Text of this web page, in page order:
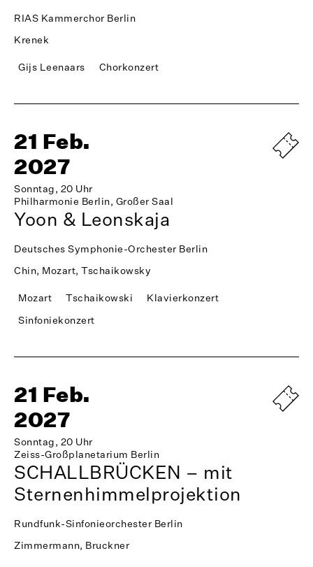
RIAS Kammerchor Berlin
Krenek
Gijs Leenaars Chorkonzert
21 Feb.
2027
Sonntag, 20 Uhr
Philharmonie Berlin, Großer Saal
Yoon & Leonskaja
Deutsches Symphonie-Orchester Berlin
Chin, Mozart, Tschaikowsky
Mozart Tschaikowski
Klavierkonzert
Sinfoniekonzert
21 Feb.
2027
Sonntag, 20 Uhr
Zeiss-Großplanetarium Berlin
SCHALLBRÜCKEN – mit
Sternenhimmelprojektion
Rundfunk-Sinfonieorchester Berlin
Zimmermann, Bruckner